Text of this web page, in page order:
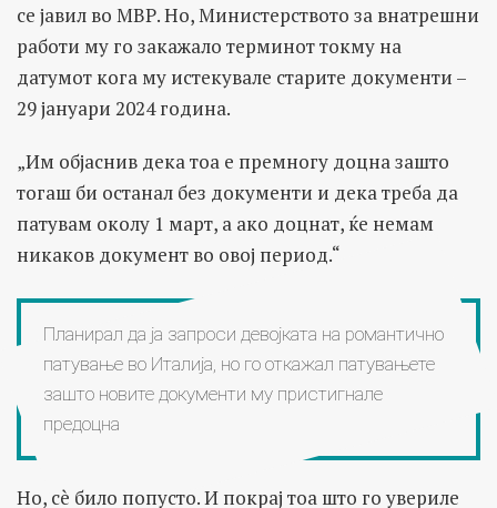
се јавил во МВР. Но, Министерството за внатрешни
работи му го закажало терминот токму на
датумот кога му истекувале старите документи –
29 јануари 2024 година.
„Им објаснив дека тоа е премногу доцна зашто
тогаш би останал без документи и дека треба да
патувам околу 1 март, а ако доцнат, ќе немам
никаков документ во овој период.“
Планирал да ја запроси девојката на романтично
патување во Италија, но го откажал патувањете
зашто новите документи му пристигнале
предоцна
Но, сè било попусто. И покрај тоа што го увериле